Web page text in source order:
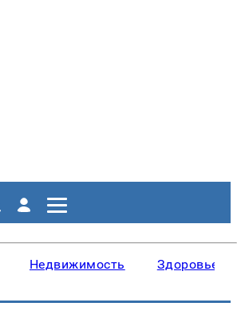
Недвижимость Здоровье